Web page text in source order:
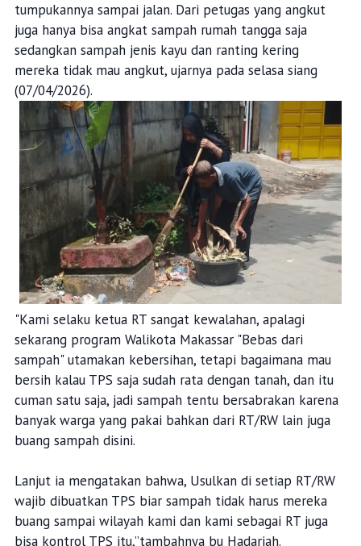
tumpukannya sampai jalan. Dari petugas yang angkut
juga hanya bisa angkat sampah rumah tangga saja
sedangkan sampah jenis kayu dan ranting kering
mereka tidak mau angkut, ujarnya pada selasa siang
(07/04/2026).
"Kami selaku ketua RT sangat kewalahan, apalagi
sekarang program Walikota Makassar "Bebas dari
sampah" utamakan kebersihan, tetapi bagaimana mau
bersih kalau TPS saja sudah rata dengan tanah, dan itu
cuman satu saja, jadi sampah tentu bersabrakan karena
banyak warga yang pakai bahkan dari RT/RW lain juga
buang sampah disini.
Lanjut ia mengatakan bahwa, Usulkan di setiap RT/RW
wajib dibuatkan TPS biar sampah tidak harus mereka
buang sampai wilayah kami dan kami sebagai RT juga
bisa kontrol TPS itu,”tambahnya bu Hadariah.